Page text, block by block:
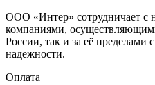
ООО «Интер» сотрудничает с
компаниями,
России, так и за её пределами
надежности.
Оплата